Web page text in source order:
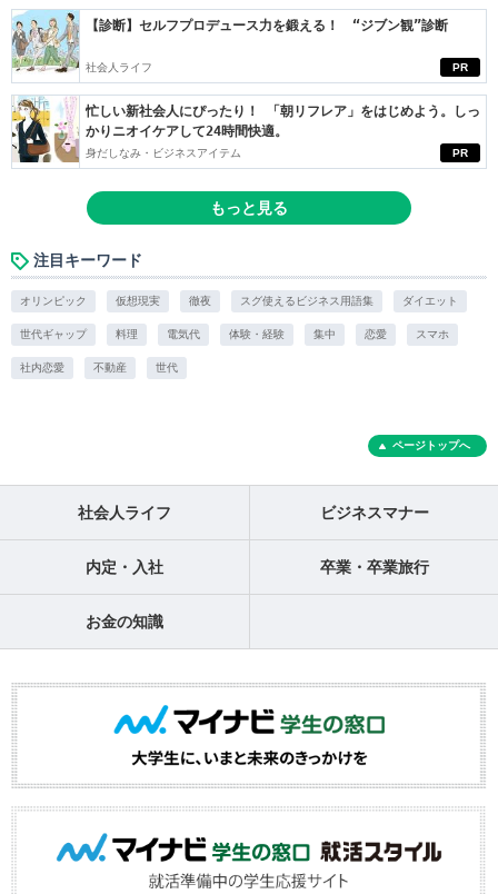
PR
【診断】セルフプロデュース力を鍛える！ “ジブン観”診断
社会人ライフ
PR
忙しい新社会人にぴったり！ 「朝リフレア」をはじめよう。しっ
かりニオイケアして24時間快適。
身だしなみ・ビジネスアイテム
もっと見る
注目キーワード
オリンピック 仮想現実 徹夜 スグ使えるビジネス用語集 ダイエット
世代ギャップ 料理 電気代 体験・経験 集中 恋愛 スマホ
社内恋愛 不動産 世代
ページトップへ
社会人ライフ ビジネスマナー
内定・入社 卒業・卒業旅行
お金の知識